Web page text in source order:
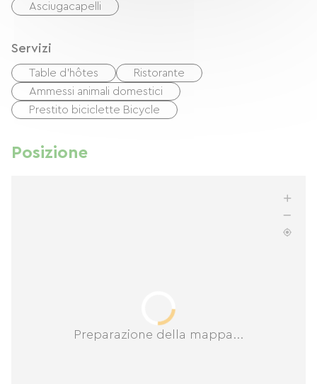
Asciugacapelli
Servizi
Table d'hôtes
Ristorante
Ammessi animali domestici
Prestito biciclette Bicycle
Posizione
Preparazione della mappa...